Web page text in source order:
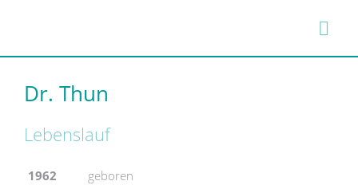
Dr. Thun
Lebenslauf
1962
geboren